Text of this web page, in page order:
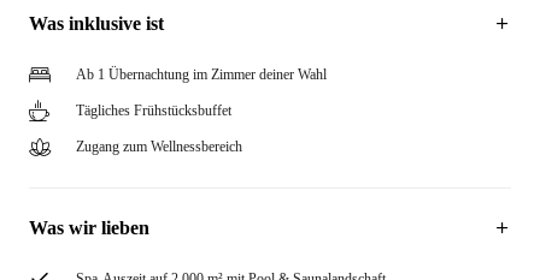
Was inklusive ist
Ab 1 Übernachtung im Zimmer deiner Wahl
Tägliches Frühstücksbuffet
Zugang zum Wellnessbereich
Was wir lieben